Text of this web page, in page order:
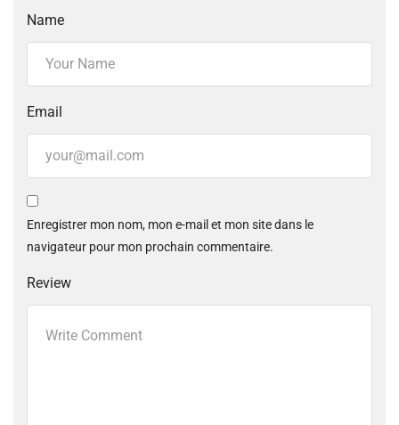
Name
Email
Enregistrer mon nom, mon e-mail et mon site dans le
navigateur pour mon prochain commentaire.
Review